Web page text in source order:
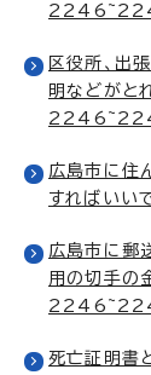
区役所、出
明などがと
広島市に住
すればい
広島市に郵
用の切手の
死亡証明書